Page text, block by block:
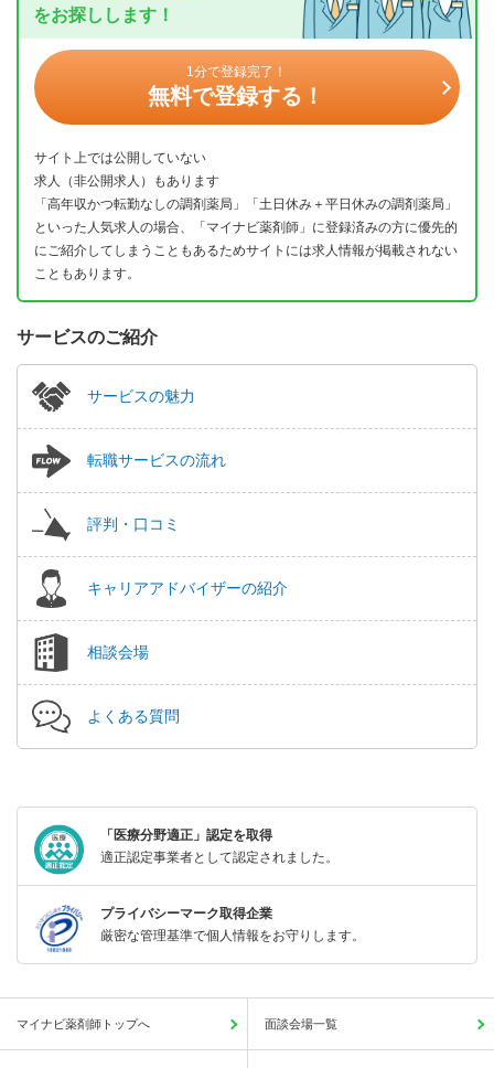
をお探しします！
1分で登録完了！
無料で登録する！
サイト上では公開していない
求人（非公開求人）もあります
「高年収かつ転勤なしの調剤薬局」「土日休み＋平日休みの調剤薬局」
といった人気求人の場合、「マイナビ薬剤師」に登録済みの方に優先的
にご紹介してしまうこともあるためサイトには求人情報が掲載されない
こともあります。
サービスのご紹介
サービスの魅力
転職サービスの流れ
評判・口コミ
キャリアアドバイザーの紹介
相談会場
よくある質問
「医療分野適正」認定を取得
適正認定事業者として認定されました。
プライバシーマーク取得企業
厳密な管理基準で個人情報をお守りします。
マイナビ薬剤師トップへ 面談会場一覧